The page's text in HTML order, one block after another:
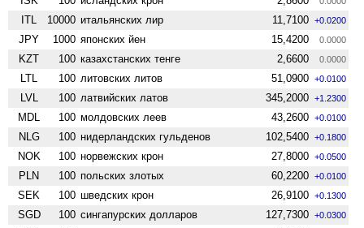
ITL 10000 итальянских лир 11,7100 +0.0200
JPY 1000 японских йен 15,4200 0.0000
KZT 100 казахстанских тенге 2,6600 0.0000
LTL 100 литовских литов 51,0900 +0.0100
LVL 100 латвийских латов 345,2000 +1.2300
MDL 100 молдовских леев 43,2600 +0.0100
NLG 100 нидерландских гульденов 102,5400 +0.1800
NOK 100 норвежских крон 27,8000 +0.0500
PLN 100 польских злотых 60,2200 +0.0100
SEK 100 шведских крон 26,9100 +0.1300
SGD 100 сингапурских долларов 127,7300 +0.0300